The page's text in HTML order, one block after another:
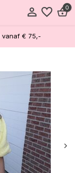
0
vanaf € 75,-